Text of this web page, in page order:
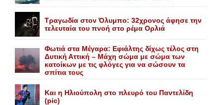
Τραγωδία στον Όλυμπο: 32χρονος άφησε την
τελευταία του πνοή στο ρέμα Ορλιά
Φωτιά στα Μέγαρα: Εφιάλτης δίχως τέλος στη
Δυτική Αττική – Μάχη σώμα με σώμα των
κατοίκων με τις φλόγες για να σώσουν τα
σπίτια τους
Και η Ηλιούπολη στο πλευρό του Παντελίδη
(pic)